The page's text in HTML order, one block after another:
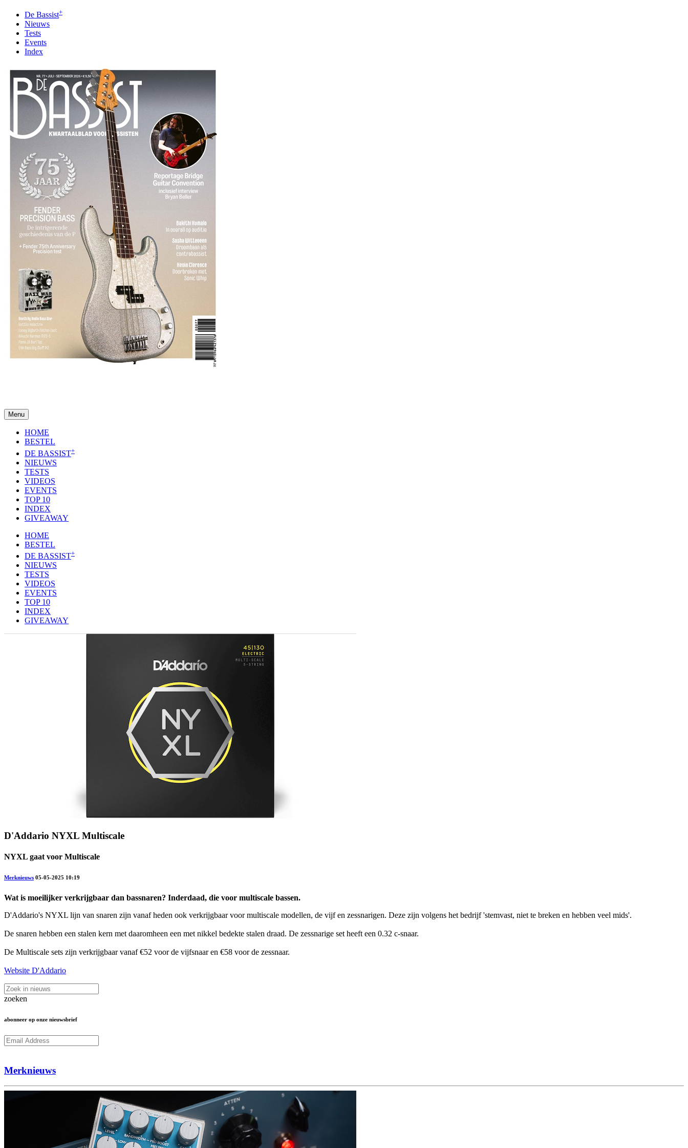
De Bassist+
Nieuws
Tests
Events
Index
Menu
HOME
BESTEL
DE BASSIST+
NIEUWS
TESTS
VIDEOS
EVENTS
TOP 10
INDEX
GIVEAWAY
HOME
BESTEL
DE BASSIST+
NIEUWS
TESTS
VIDEOS
EVENTS
TOP 10
INDEX
GIVEAWAY
D'Addario NYXL Multiscale
NYXL gaat voor Multiscale
Merknieuws 05-05-2025 10:19
Wat is moeilijker verkrijgbaar dan bassnaren? Inderdaad, die voor multiscale bassen.
D'Addario's NYXL lijn van snaren zijn vanaf heden ook verkrijgbaar voor multiscale modellen, de vijf en zessnarigen. Deze zijn volgens het bedrijf 'stemvast, niet te breken en hebben veel mids'.
De snaren hebben een stalen kern met daaromheen een met nikkel bedekte stalen draad. De zessnarige set heeft een 0.32 c-snaar.
De Multiscale sets zijn verkrijgbaar vanaf €52 voor de vijfsnaar en €58 voor de zessnaar.
Website D'Addario
zoeken
abonneer op onze nieuwsbrief
Merknieuws